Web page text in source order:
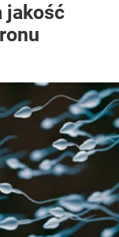
jakość